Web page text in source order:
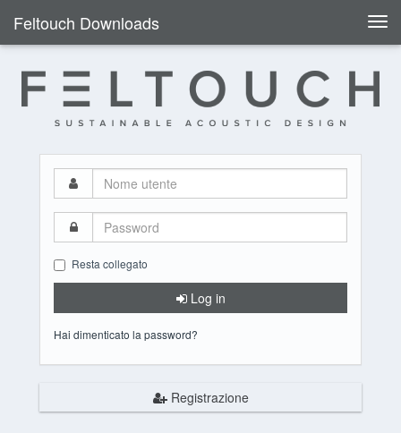
Feltouch Downloads
Nome
utente
Password
Resta collegato
Log in
Hai dimenticato la password?
Registrazione